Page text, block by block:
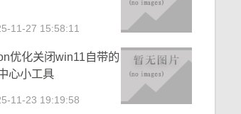
11-27 15:58:11
优化关闭win11自带的
心小工具
11-23 19:19:58